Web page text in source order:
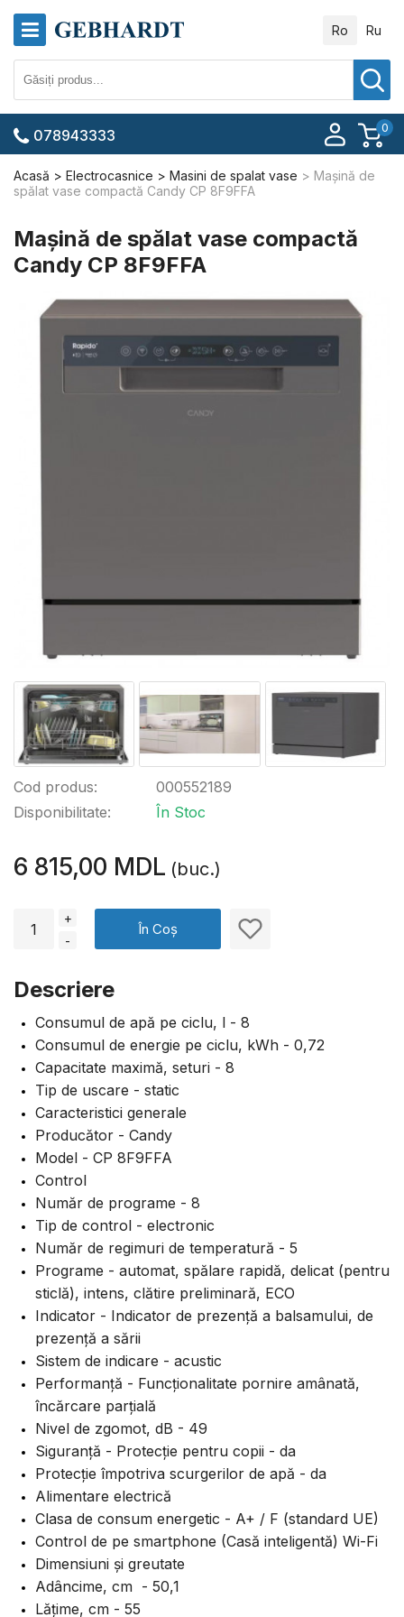
Ro Ru
0
078943333
Acasă Electrocasnice Masini de spalat vase
Mașină de
spălat vase compactă Candy CP 8F9FFA
Mașină de spălat vase compactă
Candy CP 8F9FFA
Cod produs:
Disponibilitate:
000552189
În Stoc
6 815,00 MDL (buc.)
+
-
În Coș
Descriere
Consumul de apă pe ciclu, l - 8
Consumul de energie pe ciclu, kWh - 0,72
Capacitate maximă, seturi - 8
Tip de uscare - static
Caracteristici generale
Producător - Candy
Model - CP 8F9FFA
Control
Număr de programe - 8
Tip de control - electronic
Număr de regimuri de temperatură - 5
Programe - automat, spălare rapidă, delicat (pentru
sticlă), intens, clătire preliminară, ECO
Indicator - Indicator de prezență a balsamului, de
prezență a sării
Sistem de indicare - acustic
Performanță - Funcționalitate pornire amânată,
încărcare parțială
Nivel de zgomot, dB - 49
Siguranță - Protecție pentru copii - da
Protecție împotriva scurgerilor de apă - da
Alimentare electrică
Clasa de consum energetic - A+ / F (standard UE)
Control de pe smartphone (Casă inteligentă) Wi-Fi
Dimensiuni și greutate
Adâncime, cm - 50,1
Lățime, cm - 55